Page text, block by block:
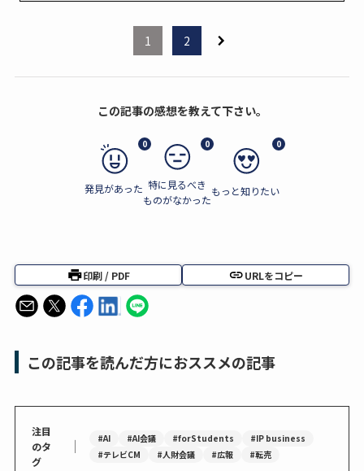
1 2
この記事の感想を教えて下さい。
0
発見があった
0
特に見るべき
ものがなかった
0
もっと知りたい
印刷 / PDF URLをコピー
この記事を読んだ方におススメの記事
注目
のタ
グ
｜ #AI #AI会議 #forStudents
#IP business
#テレビCM
#人財会議 #広報 #転売